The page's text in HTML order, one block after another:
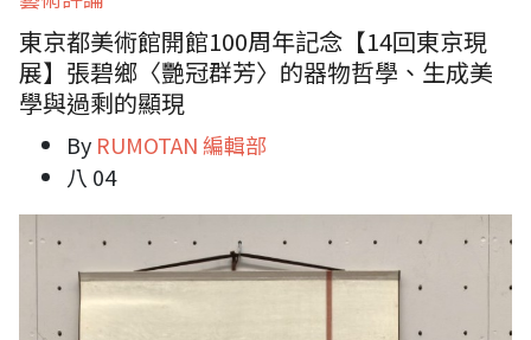
東京都美術館開館100周年記念【14回東京現
展】張碧鄉〈艷冠群芳〉的器物哲學、生成美
學與過剩的顯現
By RUMOTAN 編輯部
八 04